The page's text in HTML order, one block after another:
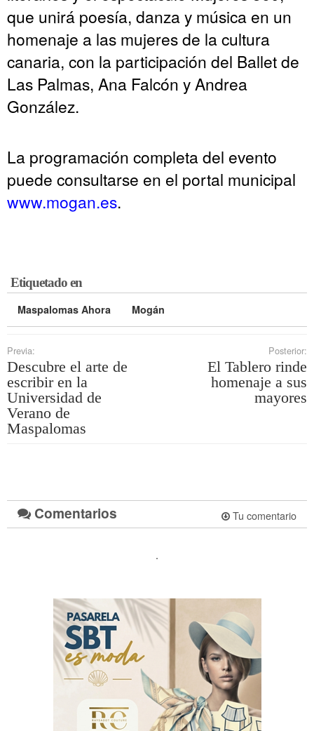
que unirá poesía, danza y música en un
homenaje a las mujeres de la cultura
canaria, con la participación del Ballet de
Las Palmas, Ana Falcón y Andrea
González.
La programación completa del evento
puede consultarse en el portal municipal
www.mogan.es.
Etiquetado en
Maspalomas Ahora Mogán
Previa:
Descubre el arte de
escribir en la
Universidad de
Verano de
Maspalomas
Posterior:
El Tablero rinde
homenaje a sus
mayores
Comentarios Tu comentario
.